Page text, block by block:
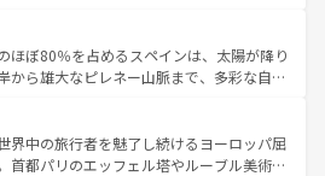
ナの美しい田園風景やアマルフィ海岸の絶
観も見逃せない。観光の合間には、本場の
ど、絶品のイタリア料理を堪能することも
タリアで、忘れられない旅をしてみよう！
タリア情報はコンテンツ一覧 を参照してほ
ほぼ80％を占めるスペインは、太陽が降り
から雄大なピレネー山脈まで、多彩な自然
の国では、情熱的なフラメンコ、熱気あふ
て美味しいタパスが生活の一部となってい
ードの洗練された雰囲気や、バルセロナの
界中の旅行者を魅了し続けるヨーロッパ屈
首都パリのエッフェル塔やルーブル美術館